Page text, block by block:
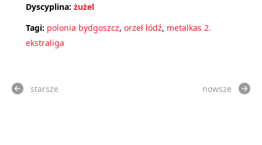
Dyscyplina: żużel
Tagi: polonia bydgoszcz, orzeł łódź, metalkas 2.
ekstraliga
starsze nowsze